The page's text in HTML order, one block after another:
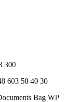
300
603 50 40 30
Bag WP